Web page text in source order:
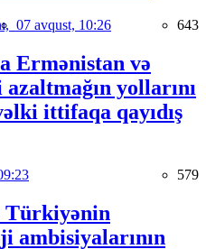
07 avqust, 10:26 643
Ermənistan və
yollarını
ittifaqa qayıdış
579
Türkiyənin
ambisiyalarının